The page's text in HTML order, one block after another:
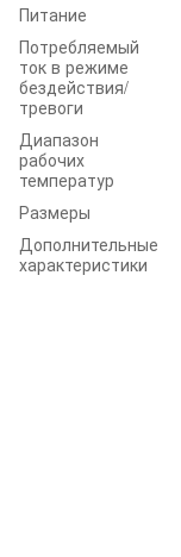
Питание
Потребляемый
ток в режиме
бездействия/
тревоги
Диапазон
рабочих
температур
Размеры
Дополнительные
характеристики